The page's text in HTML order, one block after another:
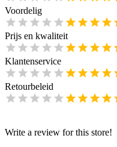
Voordelig
Prijs en kwaliteit
Klantenservice
Retourbeleid
Write a review for this store!